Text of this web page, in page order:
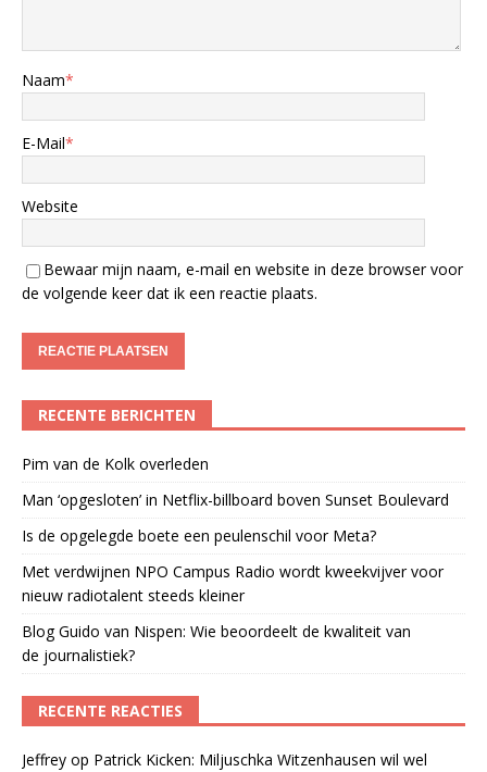
Naam*
E-Mail*
Website
Bewaar mijn naam, e-mail en website in deze browser voor
de volgende keer dat ik een reactie plaats.
RECENTE BERICHTEN
Pim van de Kolk overleden
Man ‘opgesloten’ in Netflix-billboard boven Sunset Boulevard
Is de opgelegde boete een peulenschil voor Meta?
Met verdwijnen NPO Campus Radio wordt kweekvijver voor
nieuw radiotalent steeds kleiner
Blog Guido van Nispen: Wie beoordeelt de kwaliteit van
de journalistiek?
RECENTE REACTIES
Jeffrey op Patrick Kicken: Miljuschka Witzenhausen wil wel